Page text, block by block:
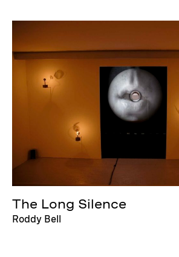
The Long Silence
Roddy Bell